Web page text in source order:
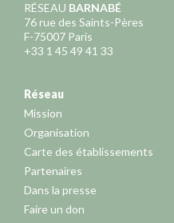
RÉSEAU BARNABÉ
76 rue des Saints-Pères
F-75007 Paris
+33 1 45 49 41 33
Réseau
Mission
Organisation
Carte des établissements
Partenaires
Dans la presse
Faire un don